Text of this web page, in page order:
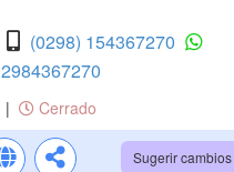
(0298) 154367270
2984367270
| Cerrado
Sugerir cambios